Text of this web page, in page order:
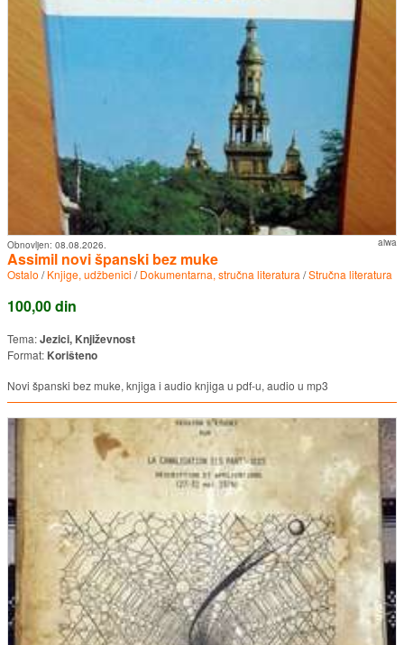
aiwa
Obnovljen: 08.08.2026.
Assimil novi španski bez muke
Ostalo /Knjige, udžbenici /Dokumentarna, stručna literatura /Stručna literatura
100,00 din
Tema:Jezici, Književnost
Format: Korišteno
Novi španski bez muke, knjiga i audio knjiga u pdf-u, audio u mp3